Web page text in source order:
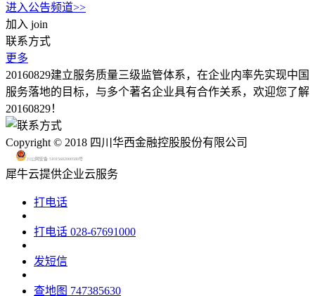
进入公告频道>>
加入 join
联系方式
更多
20160829建立服务质量三级监管体系，在企业内率先实现中国
服务落地的目标，与多个著名企业具有合作关系，欢迎您了解
20160829！
Copyright © 2018 四川华西金融控股股份有限公司
川公网安备 51015602000580号
犀牛云提供企业云服务
打电话
打电话 028-67691000
发短信
查地图 747385630